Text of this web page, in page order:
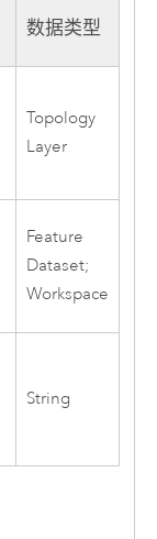
数据类型
Topology
Layer
Feature
Dataset;
Workspace
String